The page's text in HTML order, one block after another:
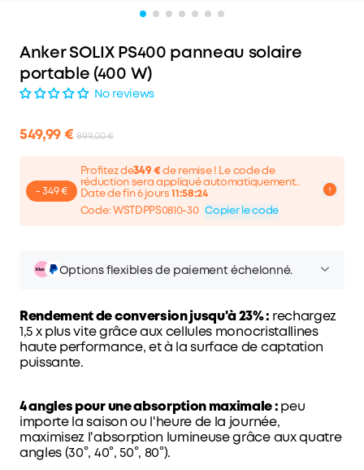
Anker SOLIX PS400 panneau solaire
portable (400 W)
No reviews
549,99 € 899,00 €
- 349 €
Profitez de349 € de remise ! Le code de
réduction sera appliqué automatiquement..
Date de fin 6 jours11:58:24
Code: WSTDPPS0810-30 Copier le code
Options flexibles de paiement échelonné.
Rendement de conversion jusqu'à 23% : rechargez
1,5 x plus vite grâce aux cellules monocristallines
haute performance, et à la surface de captation
puissante.
4 angles pour une absorption maximale : peu
importe la saison ou l'heure de la journée,
maximisez l'absorption lumineuse grâce aux quatre
angles (30°, 40°, 50°, 80°).